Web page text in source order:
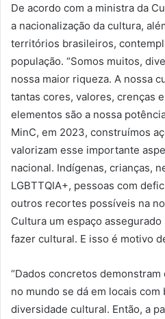
De acordo com a ministra da
a nacionalização da cultura,
territórios brasileiros,
população. “Somos muitos,
nossa maior riqueza. A nossa
tantas cores, valores, crenças
elementos são a nossa
MinC, em 2023, construímos
valorizam esse importante
nacional. Indígenas, crianças,
LGBTTQIA+, pessoas com
outros recortes possíveis na
Cultura um espaço
fazer cultural. E isso é motivo
“Dados concretos
no mundo se dá em locais
diversidade cultural. Então, a